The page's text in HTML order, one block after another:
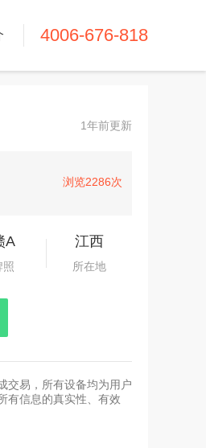
4006-676-818
1年前更新
浏览2286次
A
照
江西
所在地
交易，所有设备均为用户
有信息的真实性、有效